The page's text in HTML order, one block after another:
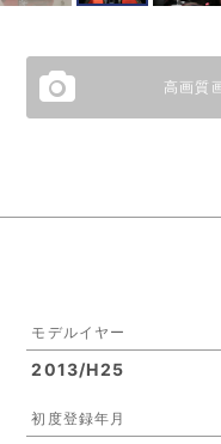
高画質
モデルイヤー
2013/H25
初度登録年月